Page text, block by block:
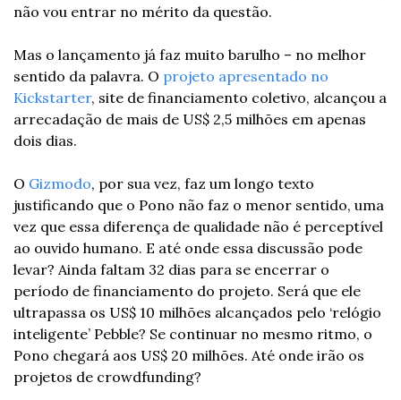
não vou entrar no mérito da questão.
Mas o lançamento já faz muito barulho – no melhor
sentido da palavra. O projeto apresentado no
Kickstarter, site de financiamento coletivo, alcançou a
arrecadação de mais de US$ 2,5 milhões em apenas
dois dias.
O Gizmodo, por sua vez, faz um longo texto
justificando que o Pono não faz o menor sentido, uma
vez que essa diferença de qualidade não é perceptível
ao ouvido humano. E até onde essa discussão pode
levar? Ainda faltam 32 dias para se encerrar o
período de financiamento do projeto. Será que ele
ultrapassa os US$ 10 milhões alcançados pelo ‘relógio
inteligente’ Pebble? Se continuar no mesmo ritmo, o
Pono chegará aos US$ 20 milhões. Até onde irão os
projetos de crowdfunding?